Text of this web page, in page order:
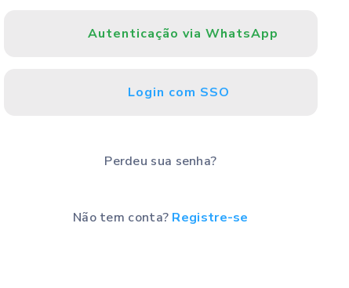
Autenticação via WhatsApp
Login com SSO
Perdeu sua senha?
Não tem conta? Registre-se